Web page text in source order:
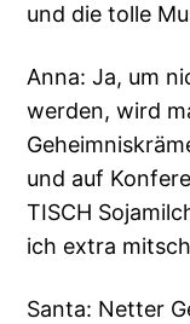
und die tolle
Anna: Ja, um
werden, wird
und auf
TISCH
ich extra
Santa: Netter